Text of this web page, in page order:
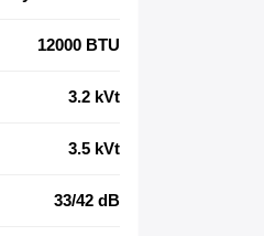
12000 BTU
3.2 kVt
3.5 kVt
33/42 dB